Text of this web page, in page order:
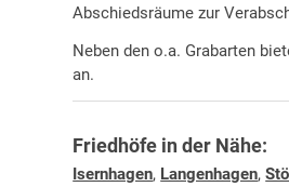
Abschiedsräume zur
Neben den o.a. Grabarten
an.
Friedhöfe in der Nähe:
Isernhagen, Langenhagen,